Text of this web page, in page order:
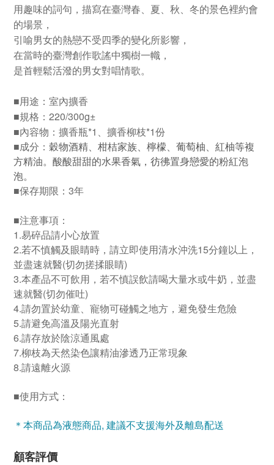
用趣味的詞句，描寫在臺灣春、夏、秋、冬的景色裡約會
的場景，
引喻男女的熱戀不受四季的變化所影響，
在當時的臺灣創作歌謠中獨樹一幟，
是首輕鬆活潑的男女對唱情歌。
■用途：室內擴香
■規格：220/300g±
■內容物： 擴香瓶*1 、擴香柳枝*1份
■成分： 穀物酒精、柑桔家族、檸檬、葡萄柚、紅柚等複
方精油。 酸酸甜甜的水果香氣，彷彿置身戀愛的粉紅泡
泡。
■保存期限：3年
■注意事項：
1.易碎品請小心放置
2.若不慎觸及眼睛時，請立即使用清水沖洗15分鐘以上，
並盡速就醫(切勿搓揉眼睛)
3.本產品不可飲用，若不慎誤飲請喝大量水或牛奶，並盡
速就醫(切勿催吐)
4.請勿置於幼童、寵物可碰觸之地方，避免發生危險
5.請避免高溫及陽光直射
6.請存放於陰涼通風處
7.柳枝為天然染色讓精油滲透乃正常現象
8.請遠離火源
■使用方式：
＊本商品為液態商品, 建議不支援海外及離島配送
顧客評價